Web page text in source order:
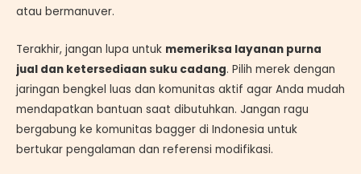
atau bermanuver.
Terakhir, jangan lupa untuk memeriksa layanan purna
jual dan ketersediaan suku cadang. Pilih merek dengan
jaringan bengkel luas dan komunitas aktif agar Anda mudah
mendapatkan bantuan saat dibutuhkan. Jangan ragu
bergabung ke komunitas bagger di Indonesia untuk
bertukar pengalaman dan referensi modifikasi.